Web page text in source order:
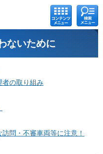
コンテ
ンツメ
ニュー
検索メ
ニュー
ないために
の取り組み
問・不審車両等に注意！